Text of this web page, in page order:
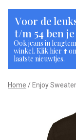
Enjoy
Sweater
ronde
v-
hals
Voor de
t/m 54 ben
Ook jeans in
winkel. Klik hier ⬆️
laatste nieuwtjes.
Home Enjoy